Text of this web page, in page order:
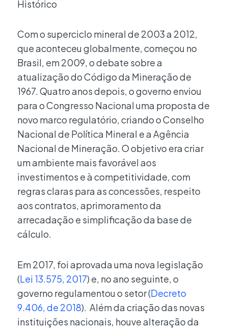
Histórico
Com o superciclo mineral de 2003 a 2012,
que aconteceu globalmente, começou no
Brasil, em 2009, o debate sobre a
atualização do Código da Mineração de
1967. Quatro anos depois, o governo enviou
para o Congresso Nacional uma proposta de
novo marco regulatório, criando o Conselho
Nacional de Política Mineral e a Agência
Nacional de Mineração. O objetivo era criar
um ambiente mais favorável aos
investimentos e à competitividade, com
regras claras para as concessões, respeito
aos contratos, aprimoramento da
arrecadação e simplificação da base de
cálculo.
Em 2017, foi aprovada uma nova legislação
(Lei 13.575, 2017) e, no ano seguinte, o
governo regulamentou o setor (Decreto
9.406, de 2018). Além da criação das novas
instituições nacionais, houve alteração da